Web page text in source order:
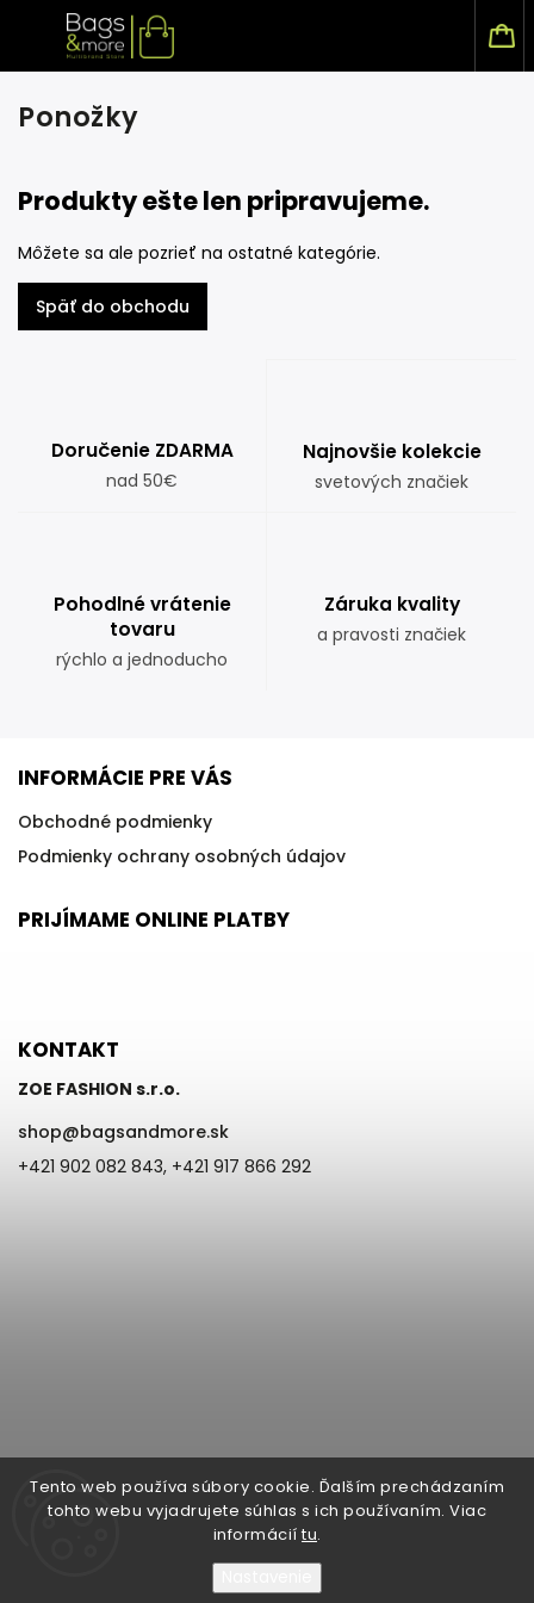
Tento web používa súbory cookie. Ďalším prechádzaním
tohto webu vyjadrujete súhlas s ich používaním. Viac
informácií tu.
Ponožky
Produkty ešte len pripravujeme.
Môžete sa ale pozrieť na ostatné kategórie.
Späť do obchodu
Doručenie ZDARMA
nad 50€
Najnovšie kolekcie
svetových značiek
Pohodlné vrátenie
tovaru
rýchlo a jednoducho
Záruka kvality
a pravosti značiek
INFORMÁCIE PRE VÁS
Obchodné podmienky
Podmienky ochrany osobných údajov
PRIJÍMAME ONLINE PLATBY
KONTAKT
ZOE FASHION s.r.o.
shop@bagsandmore.sk
+421 902 082 843, +421 917 866 292
Bags & more | ZOE Fashion s.r.o. Župná 6, 945 01